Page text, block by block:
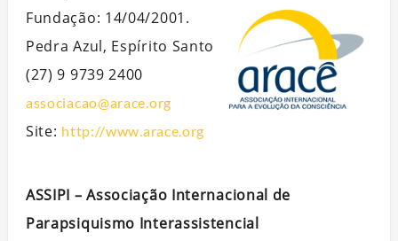
Fundação: 14/04/2001.
Pedra Azul, Espírito Santo
(27) 9 9739 2400
associacao@arace.org
Site: http://www.arace.org
ASSIPI – Associação Internacional de
Parapsiquismo Interassistencial